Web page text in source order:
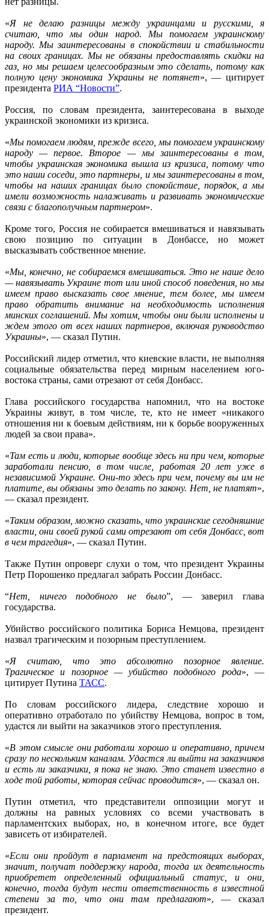
«Я не делаю разницы между украинцами и русскими, я
считаю, что мы один народ. Мы помогаем украинскому
народу. Мы заинтересованы в спокойствии и стабильности
на своих границах. Мы не обязаны предоставлять скидки на
газ, но мы решаем целесообразным это сделать, потому как
полную цену экономика Украины не потянет», — цитирует
президента РИА “Новости”.
Россия, по словам президента, заинтересована в выходе
украинской экономики из кризиса.
«Мы помогаем людям, прежде всего, мы помогаем украинскому
народу — первое. Второе — мы заинтересованы в том,
чтобы украинская экономика вышла из кризиса, потому что
это наши соседи, это партнеры, и мы заинтересованы в том,
чтобы на наших границах было спокойствие, порядок, а мы
имели возможность налаживать и развивать экономические
связи с благополучным партнером».
Кроме того, Россия не собирается вмешиваться и навязывать
свою позицию по ситуации в Донбассе, но может
высказывать собственное мнение.
«Мы, конечно, не собираемся вмешиваться. Это не наше дело
— навязывать Украине тот или иной способ поведения, но мы
имеем право высказать свое мнение, тем более, мы имеем
право обратить внимание на необходимость исполнения
минских соглашений. Мы хотим, чтобы они были исполнены и
ждем этого от всех наших партнеров, включая руководство
Украины», — сказал Путин.
Российский лидер отметил, что киевские власти, не выполняя
социальные обязательства перед мирным населением юго-
востока страны, сами отрезают от себя Донбасс.
Глава российского государства напомнил, что на востоке
Украины живут, в том числе, те, кто не имеет «никакого
отношения ни к боевым действиям, ни к борьбе вооруженных
людей за свои права».
«Там есть и люди, которые вообще здесь ни при чем, которые
заработали пенсию, в том числе, работая 20 лет уже в
независимой Украине. Они-то здесь при чем, почему вы им не
платите, вы обязаны это делать по закону. Нет, не платят»,
— сказал президент.
«Таким образом, можно сказать, что украинские сегодняшние
власти, они своей рукой сами отрезают от себя Донбасс, вот
в чем трагедия», — сказал Путин.
Также Путин опроверг слухи о том, что президент Украины
Петр Порошенко предлагал забрать России Донбасс.
“Нет, ничего подобного не было”, — заверил глава
государства.
Убийство российского политика Бориса Немцова, президент
назвал трагическим и позорным преступлением.
«Я считаю, что это абсолютно позорное явление.
Трагическое и позорное — убийство подобного рода», —
цитирует Путина ТАСС.
По словам российского лидера, следствие хорошо и
оперативно отработало по убийству Немцова, вопрос в том,
удастся ли выйти на заказчиков этого преступления.
«В этом смысле они работали хорошо и оперативно, причем
сразу по нескольким каналам. Удастся ли выйти на заказчиков
и есть ли заказчики, я пока не знаю. Это станет известно в
ходе той работы, которая сейчас проводится», — сказал он.
Путин отметил, что представители оппозиции могут и
должны на равных условиях со всеми участвовать в
парламентских выборах, но, в конечном итоге, все будет
зависеть от избирателей.
«Если они пройдут в парламент на предстоящих выборах,
значит, получат поддержку народа, тогда их деятельность
приобретет определенный официальный статус, и они,
конечно, тогда будут нести ответственность в известной
степени за то, что они там предлагают», — сказал
президент.